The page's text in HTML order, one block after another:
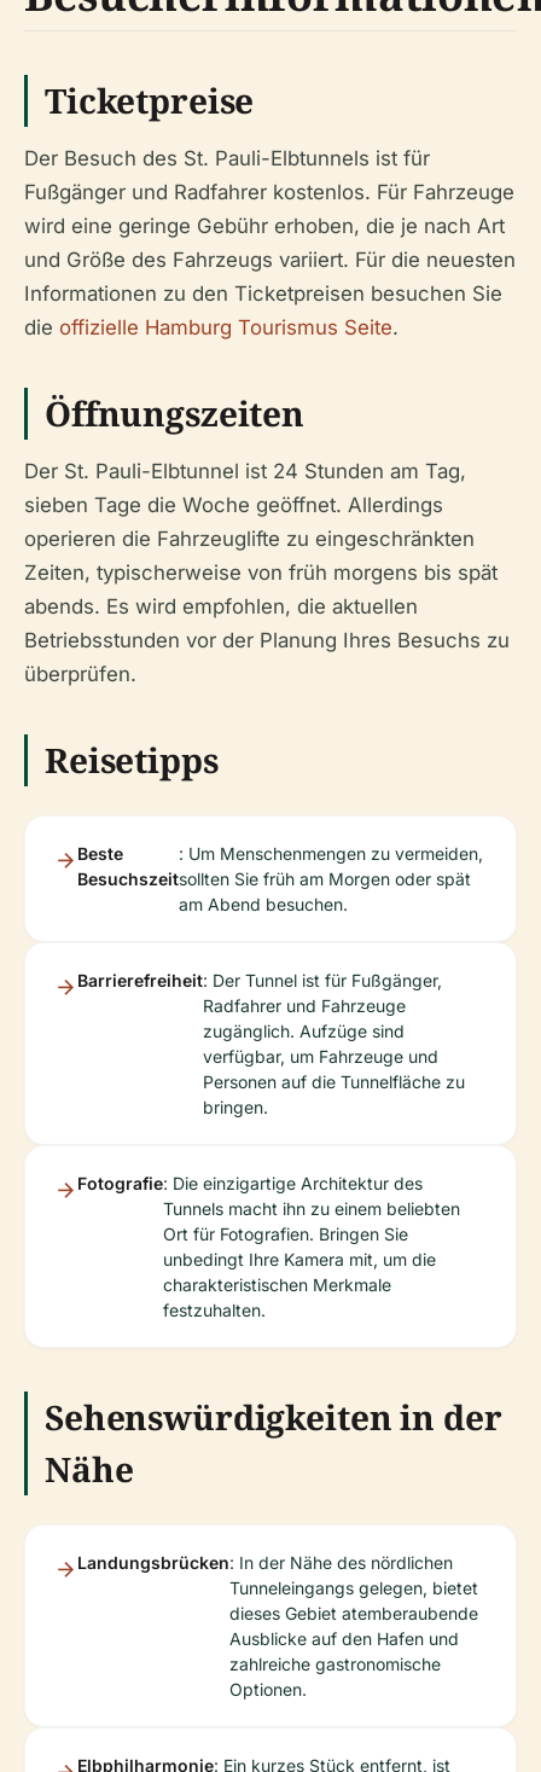
Ticketpreise
Der Besuch des St. Pauli-Elbtunnels ist für
Fußgänger und Radfahrer kostenlos. Für Fahrzeuge
wird eine geringe Gebühr erhoben, die je nach Art
und Größe des Fahrzeugs variiert. Für die neuesten
Informationen zu den Ticketpreisen besuchen Sie
die offizielle Hamburg Tourismus Seite.
Öffnungszeiten
Der St. Pauli-Elbtunnel ist 24 Stunden am Tag,
sieben Tage die Woche geöffnet. Allerdings
operieren die Fahrzeuglifte zu eingeschränkten
Zeiten, typischerweise von früh morgens bis spät
abends. Es wird empfohlen, die aktuellen
Betriebsstunden vor der Planung Ihres Besuchs zu
überprüfen.
Reisetipps
Beste
Besuchszeit
: Um Menschenmengen zu vermeiden,
sollten Sie früh am Morgen oder spät
am Abend besuchen.
Barrierefreiheit: Der Tunnel ist für Fußgänger,
Radfahrer und Fahrzeuge
zugänglich. Aufzüge sind
verfügbar, um Fahrzeuge und
Personen auf die Tunnelfläche zu
bringen.
Fotografie: Die einzigartige Architektur des
Tunnels macht ihn zu einem beliebten
Ort für Fotografien. Bringen Sie
unbedingt Ihre Kamera mit, um die
charakteristischen Merkmale
festzuhalten.
Sehenswürdigkeiten in der
Nähe
Landungsbrücken: In der Nähe des nördlichen
Tunneleingangs gelegen, bietet
dieses Gebiet atemberaubende
Ausblicke auf den Hafen und
zahlreiche gastronomische
Optionen.
Elbphilharmonie: Ein kurzes Stück entfernt, ist